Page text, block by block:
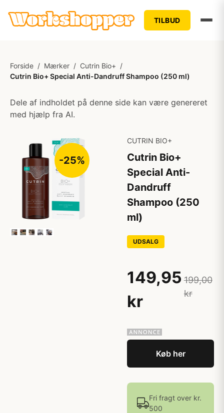
TILBUD
Forside / Mærker / Cutrin Bio+ /
Cutrin Bio+ Special Anti-Dandruff Shampoo (250 ml)
Dele af indholdet på denne side kan være genereret
med hjælp fra AI.
-25%
CUTRIN BIO+
Cutrin Bio+
Special Anti-
Dandruff
Shampoo (250
ml)
UDSALG
149,95
kr
199,00
kr
Køb her
Fri fragt over kr.
500